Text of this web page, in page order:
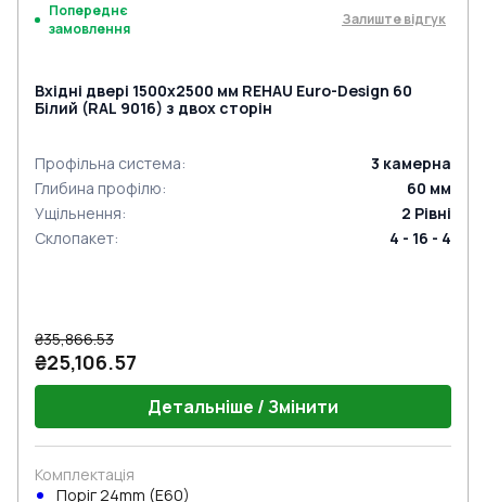
Попереднє
замовлення
Залиште відгук
Вхідні двері 1500x2500 мм REHAU Euro-Design 60
Білий (RAL 9016) з двох сторін
Профільна система: 3 камерна
Глибина профілю: 60 мм
Ущільнення: 2 Рівні
Склопакет: 4 - 16 - 4
₴35,866.53
₴25,106.57
Детальніше / Змінити
Комплектація
Поріг 24mm (E60)